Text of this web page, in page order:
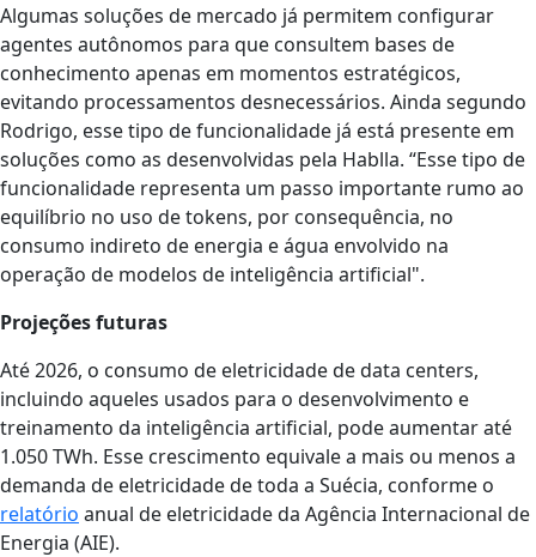
Algumas soluções de mercado já permitem configurar
agentes autônomos para que consultem bases de
conhecimento apenas em momentos estratégicos,
evitando processamentos desnecessários. Ainda segundo
Rodrigo, esse tipo de funcionalidade já está presente em
soluções como as desenvolvidas pela Hablla. “Esse tipo de
funcionalidade representa um passo importante rumo ao
equilíbrio no uso de tokens, por consequência, no
consumo indireto de energia e água envolvido na
operação de modelos de inteligência artificial".
Projeções futuras
Até 2026, o consumo de eletricidade de data centers,
incluindo aqueles usados para o desenvolvimento e
treinamento da inteligência artificial, pode aumentar até
1.050 TWh. Esse crescimento equivale a mais ou menos a
demanda de eletricidade de toda a Suécia, conforme o
relatório anual de eletricidade da Agência Internacional de
Energia (AIE).